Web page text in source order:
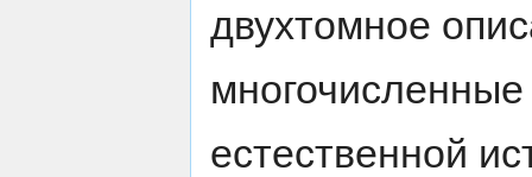
двухтомное
естественной